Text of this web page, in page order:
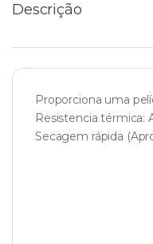
Descrição
Proporciona uma
Resistencia térmica:
Secagem rápida